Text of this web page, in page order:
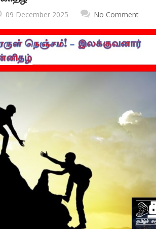
09 December 2025 No Comment